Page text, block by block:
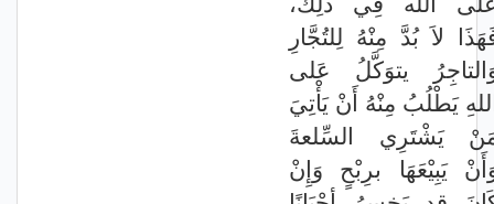
لاَ بُدَّ مِنْهُ لِلتُجَّارِ
يتوَكَّلُ عَلى
يَطْلُبُ مِنْهُ أَنْ يَأْتِيَ
يَشْتَرِي السِّلعةَ
يَبِيْعَهَا برِبْحٍ وَإِنْ